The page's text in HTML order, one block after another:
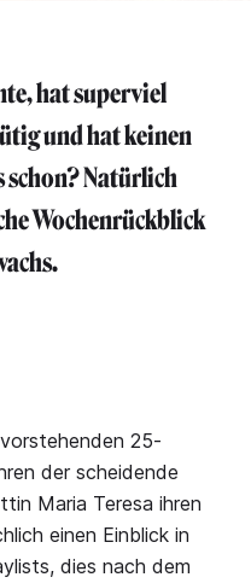
hat superviel
und hat keinen
schon? Natürlich
Wochenrückblick
25-
der scheidende
Maria Teresa ihren
einen Einblick in
dies nach dem